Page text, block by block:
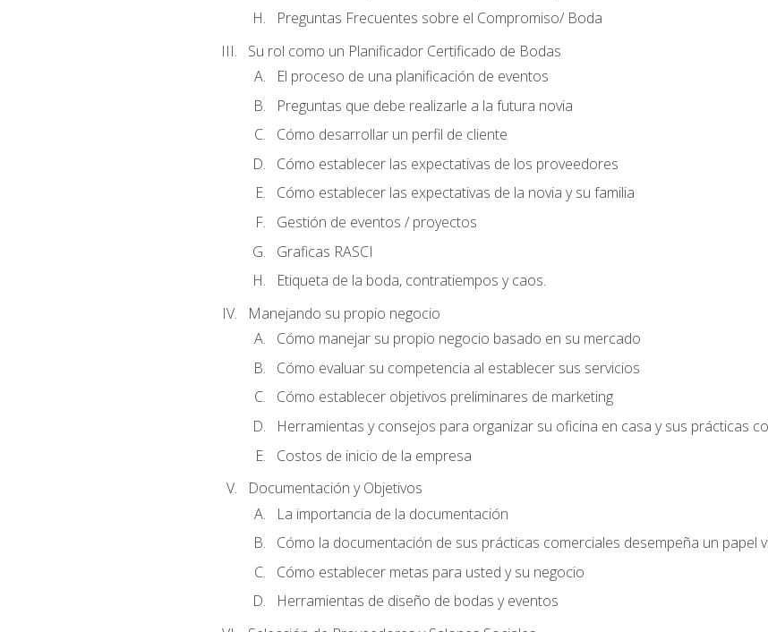
Preguntas Frecuentes sobre el Compromiso/ Boda
Su rol como un Planificador Certificado de Bodas
El proceso de una planificación de eventos
Preguntas que debe realizarle a la futura novia
Cómo desarrollar un perfil de cliente
Cómo establecer las expectativas de los proveedores
Cómo establecer las expectativas de la novia y su familia
Gestión de eventos / proyectos
Graficas RASCI
Etiqueta de la boda, contratiempos y caos.
Manejando su propio negocio
Cómo manejar su propio negocio basado en su mercado
Cómo evaluar su competencia al establecer sus servicios
Cómo establecer objetivos preliminares de marketing
Herramientas y consejos para organizar su oficina en casa y sus prácticas
Costos de inicio de la empresa
Documentación y Objetivos
La importancia de la documentación
Cómo la documentación de sus prácticas comerciales desempeña un papel
Cómo establecer metas para usted y su negocio
Herramientas de diseño de bodas y eventos